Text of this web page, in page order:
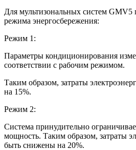
Для мультизональных систем GMV5
режима энергосбережения:
Режим 1:
Параметры кондиционирования
соответствии с рабочим режимом.
Таким образом, затраты
на 15%.
Режим 2:
Система принудительно
мощность. Таким образом, затраты
быть снижены на 20%.